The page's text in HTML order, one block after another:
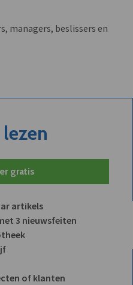
managers, beslissers en
gratis
artikels
3 nieuwsfeiten
of klanten